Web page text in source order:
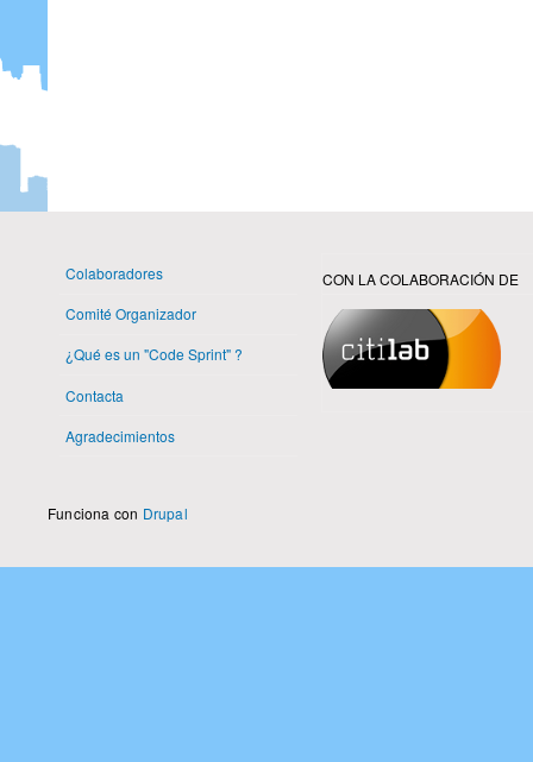
Colaboradores
Comité Organizador
¿Qué es un "Code Sprint" ?
Contacta
Agradecimientos
CON LA COLABORACIÓN DE
Funciona con Drupal